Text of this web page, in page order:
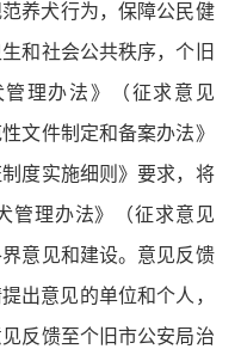
养犬行为，保障公民健
和社会公共秩序，个旧
理办法》（征求意见
文件制定和备案办法》
度实施细则》要求，将
管理办法》（征求意见
意见和建设。意见反馈
出意见的单位和个人，
反馈至个旧市公安局治